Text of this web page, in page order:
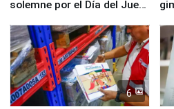
solemne por el Día del Juez
6